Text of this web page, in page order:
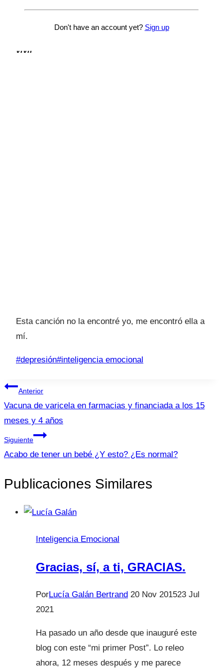
vivir”
Esta canción no la encontré yo, me encontró ella a
mí.
Etiquetas
la
entrada:
#depresión#inteligencia emocional
Navegación
de
entradas
Anterior
Vacuna de varicela en farmacias y financiada a los 15
meses y 4 años
Siguiente
Acabo de tener un bebé ¿Y esto? ¿Es normal?
Publicaciones Similares
Inteligencia Emocional
Gracias, sí, a ti, GRACIAS.
PorLucía Galán Bertrand 20 Nov 201523 Jul
2021
Ha pasado un año desde que inauguré este
blog con este “mi primer Post”. Lo releo
ahora, 12 meses después y me parece
Don't have an account yet? Sign up